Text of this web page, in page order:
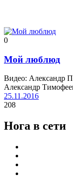
0
Мой люблюд
Видео: Александр
Александр
25.11.2016
208
Нога в сети